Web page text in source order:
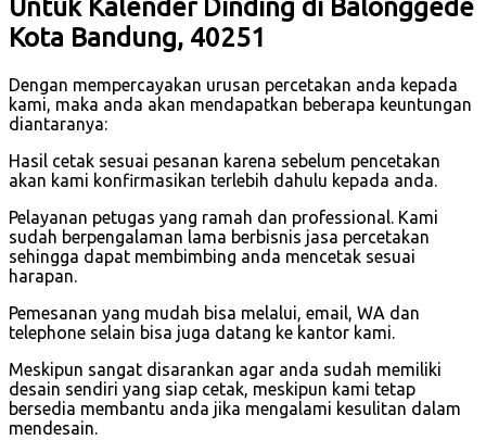
Untuk Kalender Dinding di Balonggede
Kota Bandung, 40251
Dengan mempercayakan urusan percetakan anda kepada
kami, maka anda akan mendapatkan beberapa keuntungan
diantaranya:
Hasil cetak sesuai pesanan karena sebelum pencetakan
akan kami konfirmasikan terlebih dahulu kepada anda.
Pelayanan petugas yang ramah dan professional. Kami
sudah berpengalaman lama berbisnis jasa percetakan
sehingga dapat membimbing anda mencetak sesuai
harapan.
Pemesanan yang mudah bisa melalui, email, WA dan
telephone selain bisa juga datang ke kantor kami.
Meskipun sangat disarankan agar anda sudah memiliki
desain sendiri yang siap cetak, meskipun kami tetap
bersedia membantu anda jika mengalami kesulitan dalam
mendesain.